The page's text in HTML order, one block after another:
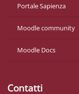
Portale Sapienza
Moodle community
Moodle Docs
Contatti